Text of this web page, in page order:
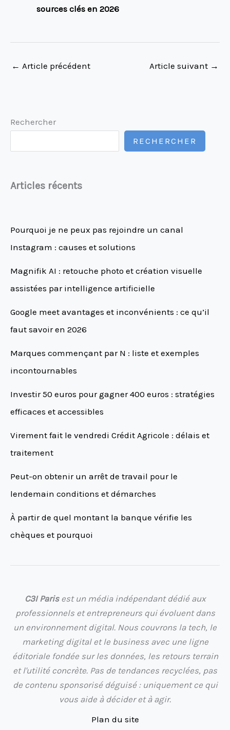
sources clés en 2026
← Article précédent Article suivant →
Rechercher
RECHERCHER
Articles récents
Pourquoi je ne peux pas rejoindre un canal
Instagram : causes et solutions
Magnifik AI : retouche photo et création visuelle
assistées par intelligence artificielle
Google meet avantages et inconvénients : ce qu’il
faut savoir en 2026
Marques commençant par N : liste et exemples
incontournables
Investir 50 euros pour gagner 400 euros : stratégies
efficaces et accessibles
Virement fait le vendredi Crédit Agricole : délais et
traitement
Peut-on obtenir un arrêt de travail pour le
lendemain conditions et démarches
À partir de quel montant la banque vérifie les
chèques et pourquoi
C3I Parisest un média indépendant dédié aux
professionnels et entrepreneurs qui évoluent dans
un environnement digital. Nous couvrons la tech, le
marketing digital et le business avec une ligne
éditoriale fondée sur les données, les retours terrain
et l'utilité concrète. Pas de tendances recyclées, pas
de contenu sponsorisé déguisé : uniquement ce qui
vous aide à décider et à agir.
Plan du site